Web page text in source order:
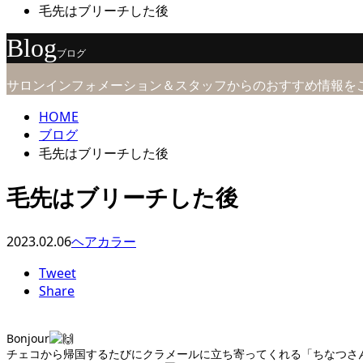
毛先はブリーチした後
Blogブログ
サロンインフォメーション＆スタッフからのおすすめ情報を
HOME
ブログ
毛先はブリーチした後
毛先はブリーチした後
2023.02.06ヘアカラー
Tweet
Share
Bonjour
チェコから帰国するたびにクラメールに立ち寄ってくれる「ちなつさ